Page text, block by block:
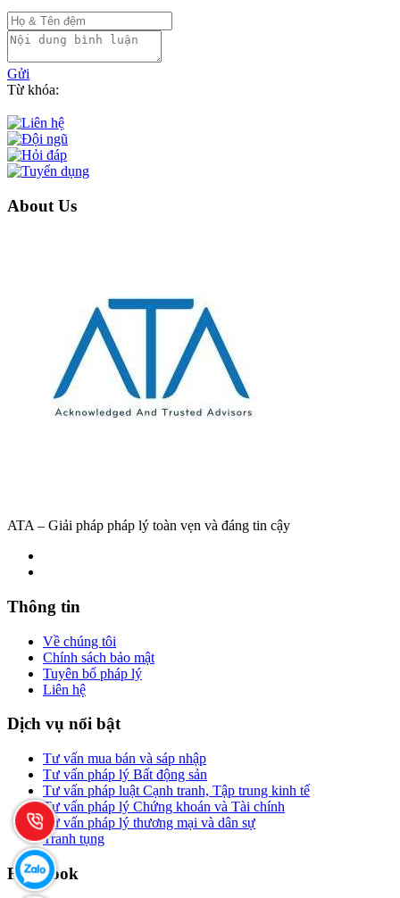
Gửi
Từ khóa:
About Us
ATA – Giải pháp pháp lý toàn vẹn và đáng tin cậy
Thông tin
Về chúng tôi
Chính sách bảo mật
Tuyên bố pháp lý
Liên hệ
Dịch vụ nổi bật
Tư vấn mua bán và sáp nhập
Tư vấn pháp lý Bất động sản
Tư vấn pháp luật Cạnh tranh, Tập trung kinh tế
Tư vấn pháp lý Chứng khoán và Tài chính
Tư vấn pháp lý thương mại và dân sự
Tranh tụng
Facebook